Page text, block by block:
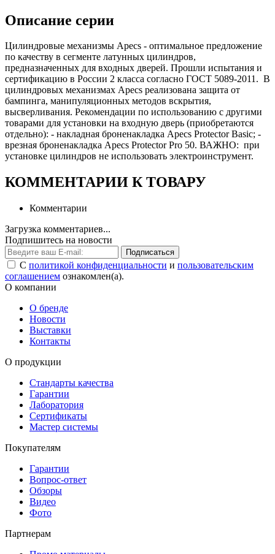
Описание серии
Цилиндровые механизмы Apecs - оптимальное предложение
по качеству в сегменте латунных цилиндров,
предназначенных для входных дверей. Прошли испытания и
сертификацию в России 2 класса согласно ГОСТ 5089-2011. В
цилиндровых механизмах Apecs реализована защита от
бампинга, манипуляционных методов вскрытия,
высверливания. Рекомендации по использованию с другими
товарами для установки на входную дверь (приобретаются
отдельно): - накладная броненакладка Apecs Protector Basic; -
врезная броненакладка Apecs Protector Pro 50. ВАЖНО: при
установке цилиндров не использовать электроинструмент.
КОММЕНТАРИИ К ТОВАРУ
Комментарии
Загрузка комментариев...
Подпишитесь на новости
Подписаться
С политикой конфиденциальности и пользовательским
соглашением ознакомлен(а).
О компании
О бренде
Новости
Выставки
Контакты
О продукции
Стандарты качества
Гарантии
Лаборатория
Сертификаты
Мастер системы
Покупателям
Гарантии
Вопрос-ответ
Обзоры
Видео
Фото
Партнерам